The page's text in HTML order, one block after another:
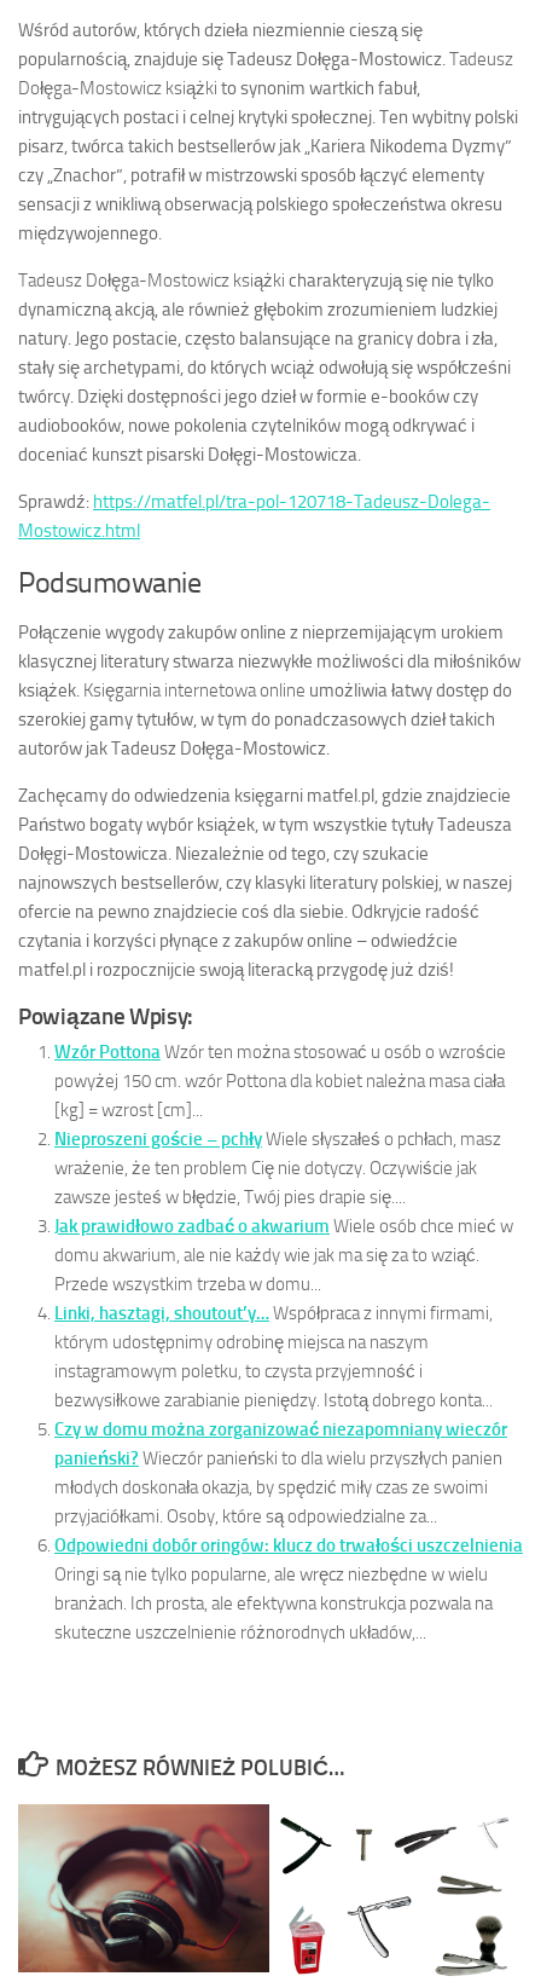
Wśród autorów, których dzieła niezmiennie cieszą się
popularnością, znajduje się Tadeusz Dołęga-Mostowicz.Tadeusz
Dołęga-Mostowicz książki to synonim wartkich fabuł,
intrygujących postaci i celnej krytyki społecznej. Ten wybitny polski
pisarz, twórca takich bestsellerów jak „Kariera Nikodema Dyzmy”
czy „Znachor”, potrafił w mistrzowski sposób łączyć elementy
sensacji z wnikliwą obserwacją polskiego społeczeństwa okresu
międzywojennego.
Tadeusz Dołęga-Mostowicz książki charakteryzują się nie tylko
dynamiczną akcją, ale również głębokim zrozumieniem ludzkiej
natury. Jego postacie, często balansujące na granicy dobra i zła,
stały się archetypami, do których wciąż odwołują się współcześni
twórcy. Dzięki dostępności jego dzieł w formie e-booków czy
audiobooków, nowe pokolenia czytelników mogą odkrywać i
doceniać kunszt pisarski Dołęgi-Mostowicza.
Sprawdź: https://matfel.pl/tra-pol-120718-Tadeusz-Dolega-
Mostowicz.html
Podsumowanie
Połączenie wygody zakupów online z nieprzemijającym urokiem
klasycznej literatury stwarza niezwykłe możliwości dla miłośników
książek. Księgarnia internetowa online umożliwia łatwy dostęp do
szerokiej gamy tytułów, w tym do ponadczasowych dzieł takich
autorów jak Tadeusz Dołęga-Mostowicz.
Zachęcamy do odwiedzenia księgarni matfel.pl, gdzie znajdziecie
Państwo bogaty wybór książek, w tym wszystkie tytuły Tadeusza
Dołęgi-Mostowicza. Niezależnie od tego, czy szukacie
najnowszych bestsellerów, czy klasyki literatury polskiej, w naszej
ofercie na pewno znajdziecie coś dla siebie. Odkryjcie radość
czytania i korzyści płynące z zakupów online – odwiedźcie
matfel.pl i rozpocznijcie swoją literacką przygodę już dziś!
Powiązane Wpisy:
Wzór PottonaWzór ten można stosować u osób o wzroście
powyżej 150 cm. wzór Pottona dla kobiet należna masa ciała
[kg] = wzrost [cm]...
Nieproszeni goście – pchłyWiele słyszałeś o pchłach, masz
wrażenie, że ten problem Cię nie dotyczy. Oczywiście jak
zawsze jesteś w błędzie, Twój pies drapie się....
Jak prawidłowo zadbać o akwarium Wiele osób chce mieć w
domu akwarium, ale nie każdy wie jak ma się za to wziąć.
Przede wszystkim trzeba w domu...
Linki, hasztagi, shoutout’y…Współpraca z innymi firmami,
którym udostępnimy odrobinę miejsca na naszym
instagramowym poletku, to czysta przyjemność i
bezwysiłkowe zarabianie pieniędzy. Istotą dobrego konta...
Czy w domu można zorganizować niezapomniany wieczór
panieński? Wieczór panieński to dla wielu przyszłych panien
młodych doskonała okazja, by spędzić miły czas ze swoimi
przyjaciółkami. Osoby, które są odpowiedzialne za...
Odpowiedni dobór oringów: klucz do trwałości uszczelnienia
Oringi są nie tylko popularne, ale wręcz niezbędne w wielu
branżach. Ich prosta, ale efektywna konstrukcja pozwala na
skuteczne uszczelnienie różnorodnych układów,...
MOŻESZ RÓWNIEŻ POLUBIĆ…